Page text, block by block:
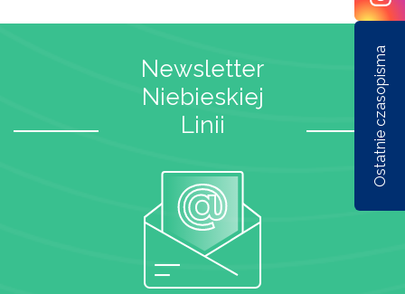
Newsletter
Niebieskiej
Linii
Ostatnie czasopisma
Nr 1/162/2026 Nr 5/